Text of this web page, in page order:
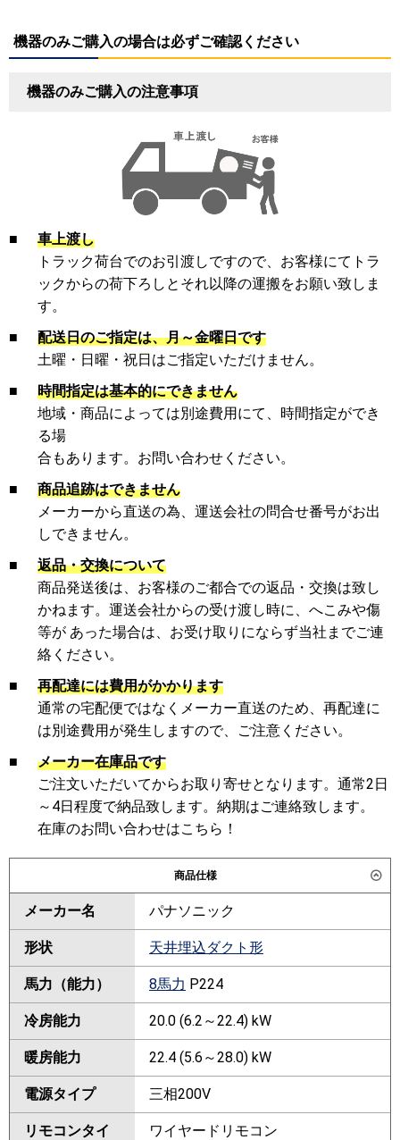
機器のみご購入の場合は必ずご確認ください
機器のみご購入の注意事項
■
車上渡し
トラック荷台でのお引渡しですので、お客様にてトラ
ックからの荷下ろしとそれ以降の運搬をお願い致しま
す。
■
配送日のご指定は、月～金曜日です
土曜・日曜・祝日はご指定いただけません。
■
時間指定は基本的にできません
地域・商品によっては別途費用にて、時間指定ができ
る場
合もあります。お問い合わせください。
■
商品追跡はできません
メーカーから直送の為、運送会社の問合せ番号がお出
しできません。
■
返品・交換について
商品発送後は、お客様のご都合での返品・交換は致し
かねます。運送会社からの受け渡し時に、へこみや傷
等が あった場合は、お受け取りにならず当社までご連
絡ください。
■
再配達には費用がかかります
通常の宅配便ではなくメーカー直送のため、再配達に
は別途費用が発生しますので、ご注意ください。
■
メーカー在庫品です
ご注文いただいてからお取り寄せとなります。通常2日
～4日程度で納品致します。納期はご連絡致します。
在庫のお問い合わせはこちら！
商品仕様
メーカー名 パナソニック
形状 天井埋込ダクト形
馬力（能力） 8馬力 P224
冷房能力 20.0 (6.2～22.4) kW
暖房能力 22.4 (5.6～28.0) kW
電源タイプ 三相200V
リモコンタイ
ワイヤードリモコン